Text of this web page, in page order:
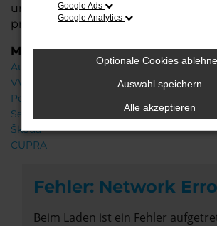
uns, Ihnen den perfekten
präsentieren!
Marken
Audi
VW
Porsche
Seat
Škoda
CUPRA
Fehler: Network
Beim Laden ist ein Fehler
Google Ads
Google Analytics
Optionale Cookies
Auswahl speichern
Alle akzeptieren